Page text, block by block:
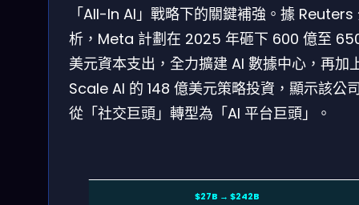
「All-In AI」戰略下的關鍵補強。據 Reuters
析，Meta 計劃在 2025 年砸下 600 億至
美元資本支出，全力擴建 AI 數據中心，再加
Scale AI 的 148 億美元策略投資，顯示該公
從「社交巨頭」轉型為「AI 平台巨頭」。
$27B → $242B